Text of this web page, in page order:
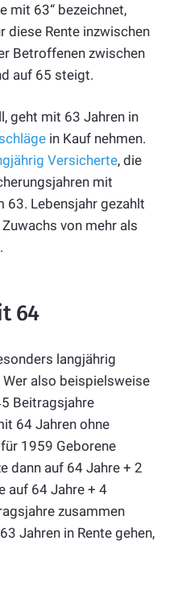
mit 63“ bezeichnet,
diese Rente inzwischen
Betroffenen zwischen
auf 65 steigt.
geht mit 63 Jahren in
in Kauf nehmen.
Versicherte, die
mit
63. Lebensjahr gezahlt
von mehr als
64
langjährig
also beispielsweise
Beitragsjahre
64 Jahren ohne
1959 Geborene
dann auf 64 Jahre + 2
auf 64 Jahre + 4
zusammen
Jahren in Rente gehen,